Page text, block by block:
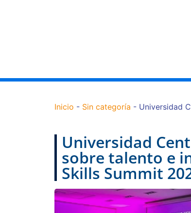
Inicio - Sin categoría - Universidad
Universidad
sobre talento e
Skills Summit